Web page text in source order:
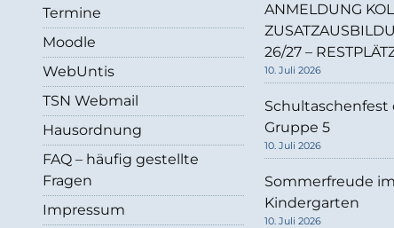
Termine
Moodle
WebUntis
TSN Webmail
Hausordnung
FAQ – häufig gestellte
Fragen
Impressum
ANMELDUNG
26/27 –
10. Juli 2026
Schultaschenfest
Gruppe 5
10. Juli 2026
Sommerfreude im
Kindergarten
10. Juli 2026